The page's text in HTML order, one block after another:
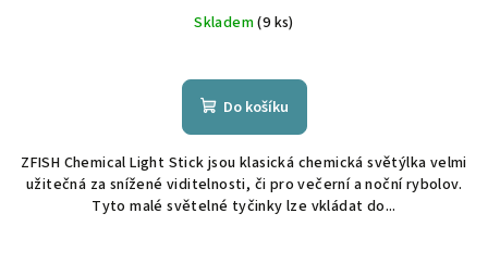
Skladem(9 ks)
Do košíku
ZFISH Chemical Light Stick jsou klasická chemická světýlka velmi
užitečná za snížené viditelnosti, či pro večerní a noční rybolov.
Tyto malé světelné tyčinky lze vkládat do...